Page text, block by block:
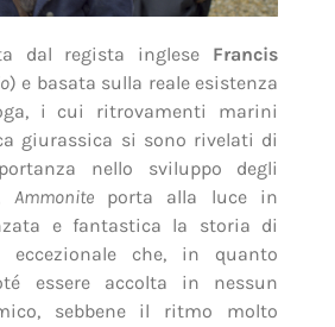
dal regista inglese Francis
) e basata sulla reale esistenza
i cui ritrovamenti marini
giurassica si sono rivelati di
nello sviluppo degli
Ammoniteporta alla luce in
e fantastica la storia di
eccezionale che, in quanto
essere accolta in nessun
sebbene il ritmo molto